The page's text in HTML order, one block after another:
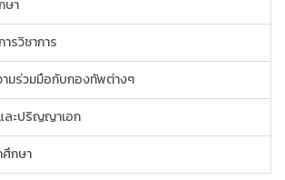
ษา
รวิชาการ
ามร่วมมือกับกองทัพต่างๆ
ละปริญญาเอก
กษา